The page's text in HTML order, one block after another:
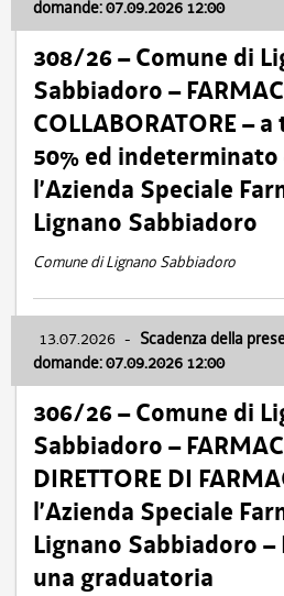
domande: 07.09.2026 12:00
308/26 – Comune di
Sabbiadoro –
COLLABORATORE –
50% ed indeterminato
l’Azienda Speciale
Lignano Sabbiadoro
Comune di Lignano Sabbiadoro
13.07.2026 - Scadenza della
domande: 07.09.2026 12:00
306/26 – Comune di
Sabbiadoro –
DIRETTORE DI
l’Azienda Speciale
Lignano Sabbiadoro –
una graduatoria